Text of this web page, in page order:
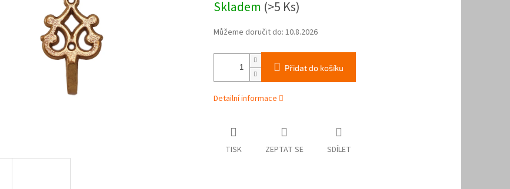
cena:
Skladem (>5 Ks)
Můžeme doručit do: 10.8.2026
Přidat do košíku
Detailní informace
TISK ZEPTAT SE SDÍLET